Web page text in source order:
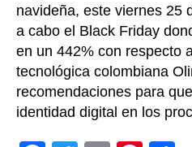
navideña, este viernes 25
a cabo el Black Friday
en un 442% con respecto
tecnológica colombiana
recomendaciones para
identidad digital en los